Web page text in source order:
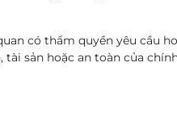
có thẩm quyền yêu cầu
sản hoặc an toàn của